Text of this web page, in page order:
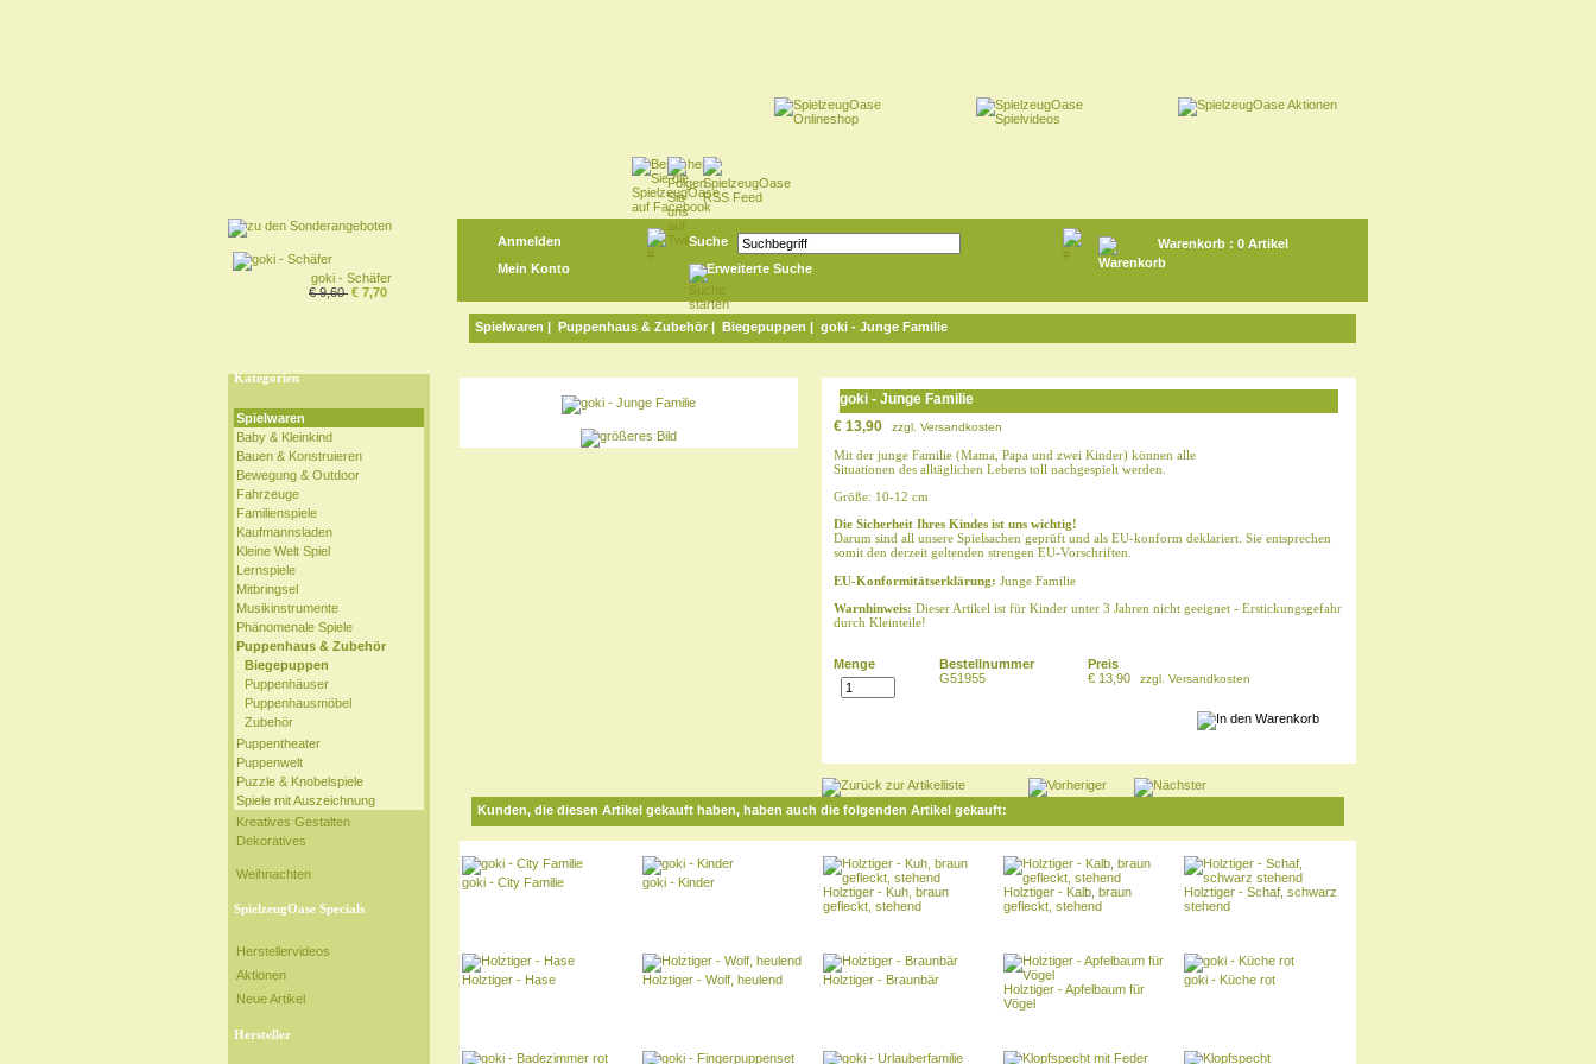
goki - Schäfer
€ 9,60 € 7,70
Anmelden
Mein Konto
Suche
Erweiterte Suche
Warenkorb : 0 Artikel
Spielwaren | Puppenhaus & Zubehör | Biegepuppen | goki - Junge Familie
Kategorien
Spielwaren
Baby & Kleinkind
Bauen & Konstruieren
Bewegung & Outdoor
Fahrzeuge
Familienspiele
Kaufmannsladen
Kleine Welt Spiel
Lernspiele
Mitbringsel
Musikinstrumente
Phänomenale Spiele
Puppenhaus & Zubehör
Biegepuppen
Puppenhäuser
Puppenhausmöbel
Zubehör
Puppentheater
Puppenwelt
Puzzle & Knobelspiele
Spiele mit Auszeichnung
Kreatives Gestalten
Dekoratives
Weihnachten
SpielzeugOase Specials
Herstellervideos
Aktionen
Neue Artikel
Hersteller
goki - Junge Familie
€ 13,90
zzgl. Versandkosten
Mit der junge Familie (Mama, Papa und zwei Kinder) können alle
Situationen des alltäglichen Lebens toll nachgespielt werden.
Größe: 10-12 cm
Die Sicherheit Ihres Kindes ist uns wichtig!
Darum sind all unsere Spielsachen geprüft und als EU-konform deklariert. Sie entsprechen
somit den derzeit geltenden strengen EU-Vorschriften.
EU-Konformitätserklärung: Junge Familie
Warnhinweis: Dieser Artikel ist für Kinder unter 3 Jahren nicht geeignet - Erstickungsgefahr
durch Kleinteile!
Menge
Bestellnummer
G51955
Preis
€ 13,90
zzgl. Versandkosten
Kunden, die diesen Artikel gekauft haben, haben auch die folgenden Artikel gekauft:
goki - City Familie goki - Kinder
Holztiger - Kuh, braun
gefleckt, stehend
Holztiger - Kalb, braun
gefleckt, stehend
Holztiger - Schaf, schwarz
stehend
Holztiger - Hase Holztiger - Wolf, heulend Holztiger - Braunbär
Holztiger - Apfelbaum für
Vögel
goki - Küche rot